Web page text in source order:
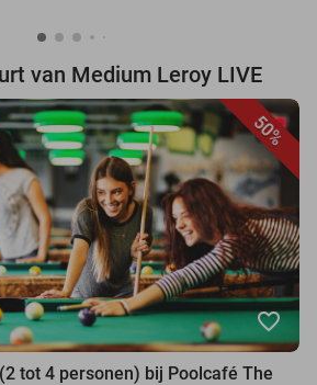
van Medium Leroy LIVE
50%
favorite_border
tot 4 personen) bij Poolcafé The